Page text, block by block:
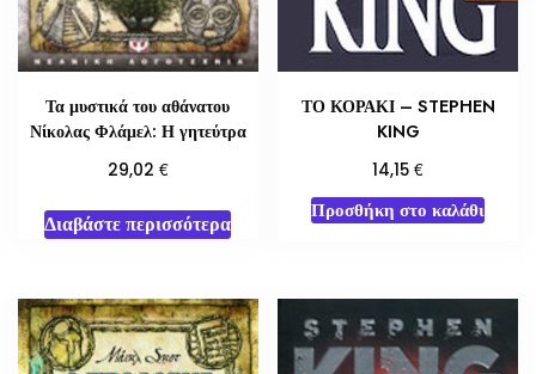
Τα μυστικά του αθάνατου
Νίκολας Φλάμελ: Η γητεύτρα
29,02 €
Διαβάστε περισσότερα
ΤΟ ΚΟΡΑΚΙ – STEPHEN
KING
14,15€
Προσθήκη στο καλάθι